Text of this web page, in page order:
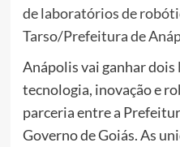
de laboratórios de
Tarso/Prefeitura de
Anápolis vai ganhar
tecnologia, inovação e
parceria entre a
Governo de Goiás. As